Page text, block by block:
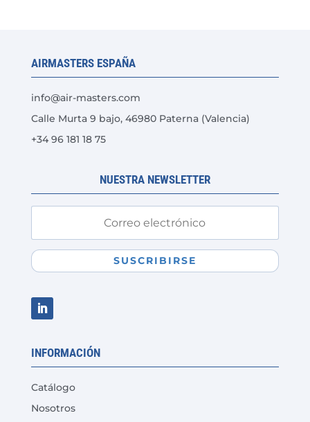
pueden
en
la
página
producto
AIRMASTERS ESPAÑA
info@air-masters.com
Calle Murta 9 bajo, 46980 Paterna (Valencia)
+34 96 181 18 75
NUESTRA NEWSLETTER
SUSCRIBIRSE
INFORMACIÓN
Catálogo
Nosotros